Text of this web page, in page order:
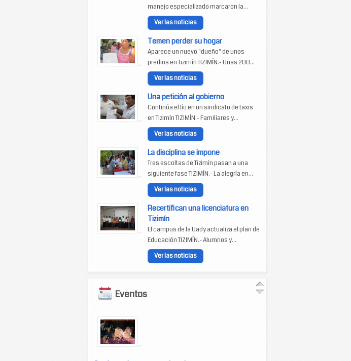
manejo especializado marcaron la...
Ver las noticias
Temen perder su hogar
Aparece un nuevo "dueño" de unos
predios en Tizimín TIZIMÍN.- Unas 200...
Ver las noticias
Una petición al gobierno
Continúa el lío en un sindicato de taxis
en Tizimín TIZIMÍN.- Familiares y...
Ver las noticias
La disciplina se impone
Tres escoltas de Tizimín pasan a una
siguiente fase TIZIMÍN.- La alegría en...
Ver las noticias
Recertifican una licenciatura en
Tizimín
El campus de la Uady actualiza el plan de
Educación TIZIMÍN.- Alumnos y...
Ver las noticias
Eventos